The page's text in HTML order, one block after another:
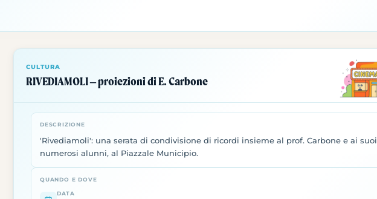
CULTURA
RIVEDIAMOLI – proiezioni di E. Carbone
DESCRIZIONE
'Rivediamoli': una serata di condivisione di ricordi insieme al prof. Carbone e ai suoi
numerosi alunni, al Piazzale Municipio.
QUANDO E DOVE
DATA